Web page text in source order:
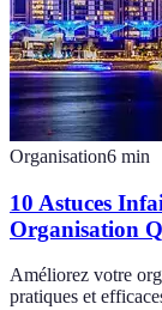
Organisation6 min
10 Astuces
Organisation
Améliorez votre
pratiques et